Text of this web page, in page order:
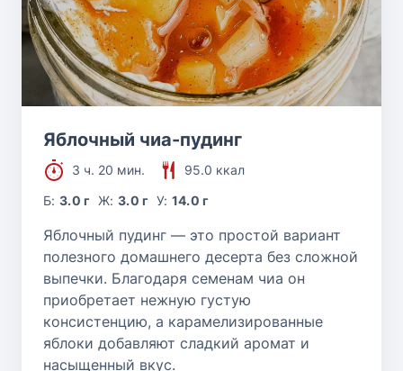
Яблочный чиа-пудинг
3 ч. 20 мин.
95.0 ккал
Б:3.0 г Ж: 3.0 г У: 14.0 г
Яблочный пудинг — это простой вариант
полезного домашнего десерта без сложной
выпечки. Благодаря семенам чиа он
приобретает нежную густую
консистенцию, а карамелизированные
яблоки добавляют сладкий аромат и
насыщенный вкус.